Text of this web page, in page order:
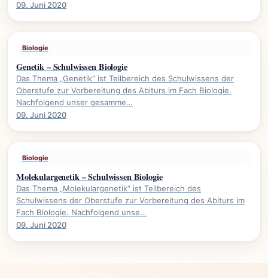
09. Juni 2020
Biologie
Genetik – Schulwissen Biologie
Das Thema „Genetik“ ist Teilbereich des Schulwissens der
Oberstufe zur Vorbereitung des Abiturs im Fach Biologie.
Nachfolgend unser gesamme…
09. Juni 2020
Biologie
Molekulargenetik – Schulwissen Biologie
Das Thema „Molekulargenetik“ ist Teilbereich des
Schulwissens der Oberstufe zur Vorbereitung des Abiturs im
Fach Biologie. Nachfolgend unse…
09. Juni 2020